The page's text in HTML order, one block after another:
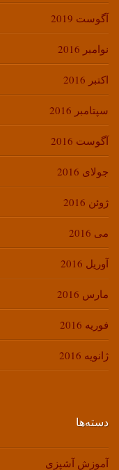
آگوست 2019
نوامبر 2016
اکتبر 2016
سپتامبر 2016
آگوست 2016
جولای 2016
ژوئن 2016
می 2016
آوریل 2016
مارس 2016
فوریه 2016
ژانویه 2016
دسته‌ها
آموزش آشپزی